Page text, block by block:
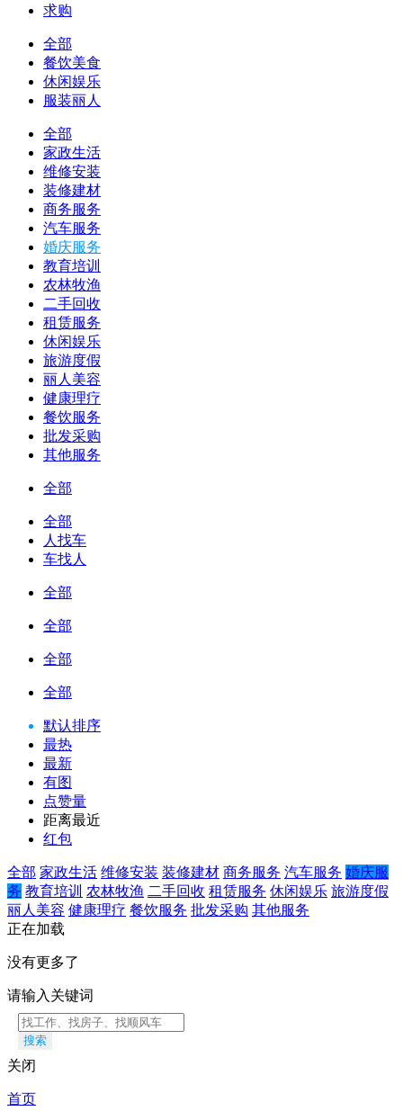
求购
全部
餐饮美食
休闲娱乐
服装丽人
全部
家政生活
维修安装
装修建材
商务服务
汽车服务
婚庆服务
教育培训
农林牧渔
二手回收
租赁服务
休闲娱乐
旅游度假
丽人美容
健康理疗
餐饮服务
批发采购
其他服务
全部
全部
人找车
车找人
全部
全部
全部
全部
默认排序
最热
最新
有图
点赞量
距离最近
红包
全部 家政生活 维修安装 装修建材 商务服务 汽车服务 婚庆服
务 教育培训 农林牧渔 二手回收 租赁服务 休闲娱乐 旅游度假
丽人美容 健康理疗 餐饮服务 批发采购 其他服务
正在加载
没有更多了
请输入关键词
搜索
关闭
首页